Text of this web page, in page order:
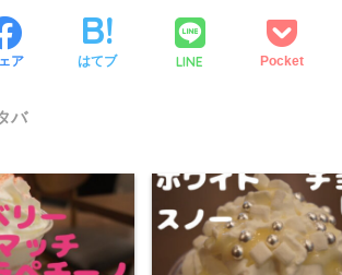
ア はてブ LINE Pocket
バ